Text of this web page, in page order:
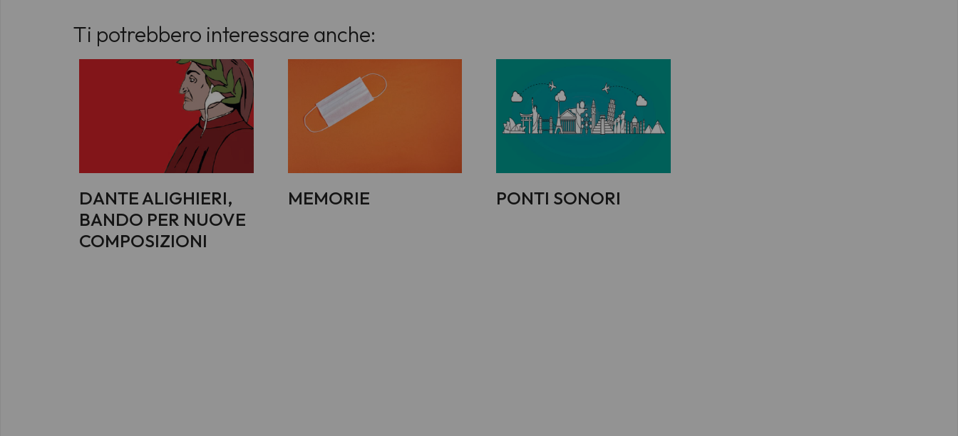
Ti potrebbero interessare anche:
DANTE ALIGHIERI,
BANDO PER NUOVE
COMPOSIZIONI
MEMORIE PONTI SONORI